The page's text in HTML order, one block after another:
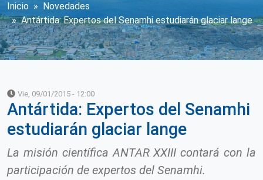
Sobrescribir enlaces de ayuda a la
Inicio
Novedades
Antártida: Expertos del Senamhi estudiarán glaciar lange
Vie, 09/01/2015 - 12:00
Antártida: Expertos del Senamhi
estudiarán glaciar lange
La misión científica ANTAR XXIII contará con la
participación de expertos del Senamhi.